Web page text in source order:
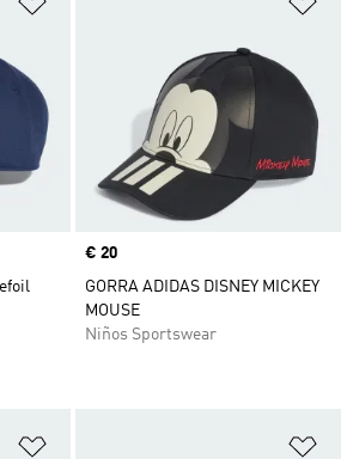
Precio
€ 20
GORRA ADIDAS DISNEY MICKEY
MOUSE
Niños Sportswear